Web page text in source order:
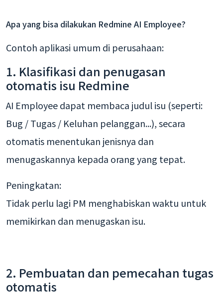
Apa yang bisa dilakukan Redmine AI Employee?
Contoh aplikasi umum di perusahaan:
1. Klasifikasi dan penugasan
otomatis isu Redmine
AI Employee dapat membaca judul isu (seperti:
Bug / Tugas / Keluhan pelanggan...), secara
otomatis menentukan jenisnya dan
menugaskannya kepada orang yang tepat.
Peningkatan:
Tidak perlu lagi PM menghabiskan waktu untuk
memikirkan dan menugaskan isu.
2. Pembuatan dan pemecahan tugas
otomatis